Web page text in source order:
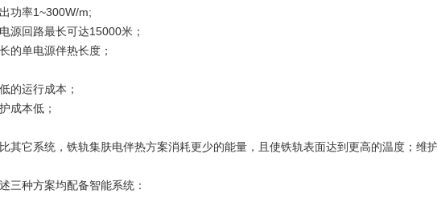
功率1~300W/m;
源回路最长可达15000米；
的单电源伴热长度；
的运行成本；
成本低；
其它系统，铁轨集肤电伴热方案消耗更少的能量，且使铁轨表面达到更高的温度；维
述三种方案均配备智能系统：